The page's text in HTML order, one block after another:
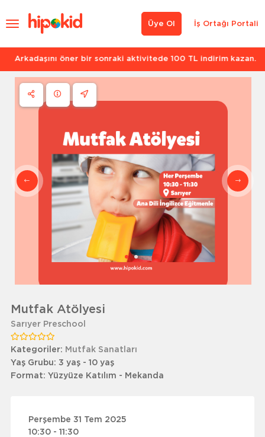
İş Ortağı Portali
Üye Ol
Arkadaşını öner bir sonraki aktivitede 100 TL indirim kazan.
Mutfak Atölyesi
Sarıyer Preschool
Kategoriler: Mutfak Sanatları
Yaş Grubu: 3 yaş - 10 yaş
Format: Yüzyüze Katılım - Mekanda
Perşembe 31 Tem 2025
10:30 - 11:30